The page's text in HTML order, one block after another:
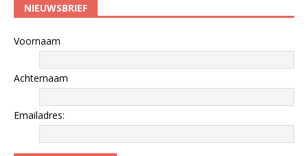
NIEUWSBRIEF
Voornaam
Achternaam
Emailadres: